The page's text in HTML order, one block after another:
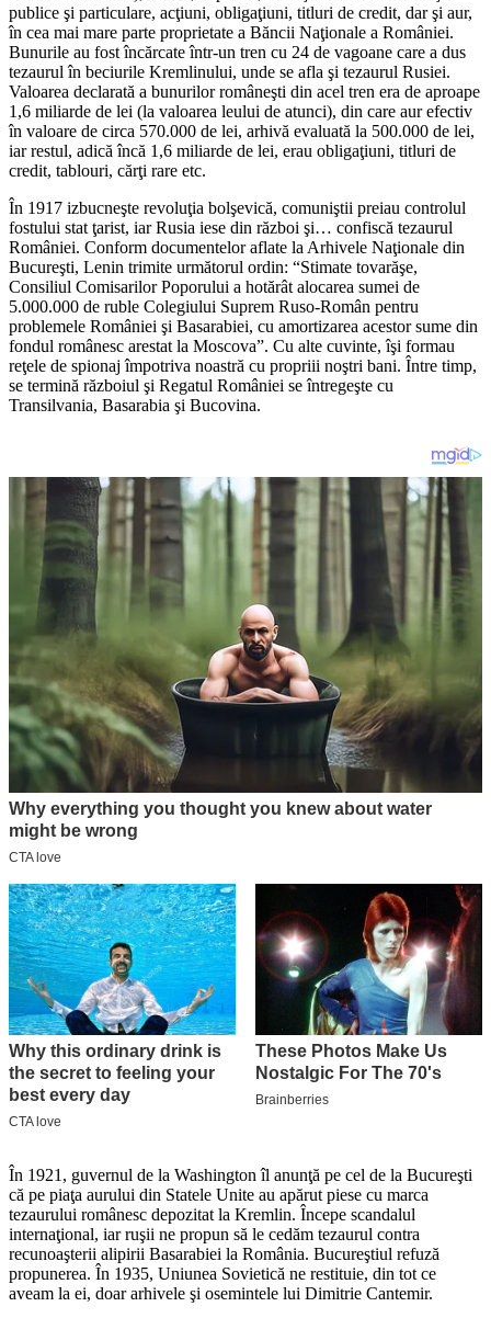
publice şi particulare, acţiuni, obligaţiuni, titluri de credit, dar şi aur,
în cea mai mare parte proprietate a Băncii Naţionale a României.
Bunurile au fost încărcate într-un tren cu 24 de vagoane care a dus
tezaurul în beciurile Kremlinului, unde se afla şi tezaurul Rusiei.
Valoarea declarată a bunurilor româneşti din acel tren era de aproape
1,6 miliarde de lei (la valoarea leului de atunci), din care aur efectiv
în valoare de circa 570.000 de lei, arhivă evaluată la 500.000 de lei,
iar restul, adică încă 1,6 miliarde de lei, erau obligaţiuni, titluri de
credit, tablouri, cărţi rare etc.
În 1917 izbucneşte revoluţia bolşevică, comuniştii preiau controlul
fostului stat ţarist, iar Rusia iese din război şi… confiscă tezaurul
României. Conform documentelor aflate la Arhivele Naţionale din
Bucureşti, Lenin trimite următorul ordin: “Stimate tovarăşe,
Consiliul Comisarilor Poporului a hotărât alocarea sumei de
5.000.000 de ruble Colegiului Suprem Ruso-Român pentru
problemele României şi Basarabiei, cu amortizarea acestor sume din
fondul românesc arestat la Moscova”. Cu alte cuvinte, îşi formau
reţele de spionaj împotriva noastră cu propriii noştri bani. Între timp,
se termină războiul şi Regatul României se întregeşte cu
Transilvania, Basarabia şi Bucovina.
În 1921, guvernul de la Washington îl anunţă pe cel de la Bucureşti
că pe piaţa aurului din Statele Unite au apărut piese cu marca
tezaurului românesc depozitat la Kremlin. Începe scandalul
internaţional, iar ruşii ne propun să le cedăm tezaurul contra
recunoaşterii alipirii Basarabiei la România. Bucureştiul refuză
propunerea. În 1935, Uniunea Sovietică ne restituie, din tot ce
aveam la ei, doar arhivele şi osemintele lui Dimitrie Cantemir.